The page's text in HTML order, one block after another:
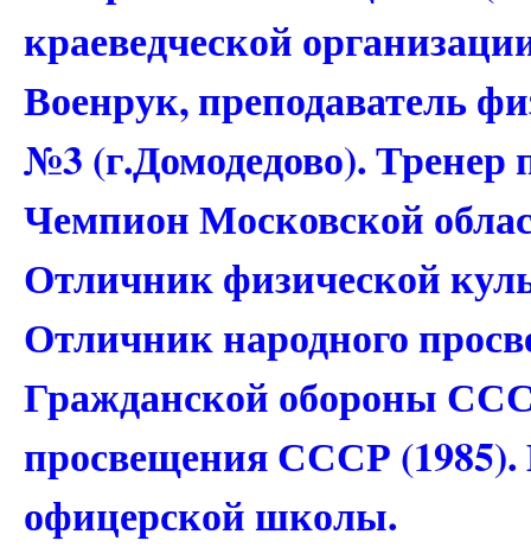
краеведческой
Военрук, преподаватель
№3 (г.Домодедово). Тренер
Чемпион Московской
Отличник физической
Отличник народного
Гражданской обороны
просвещения СССР
офицерской школы.